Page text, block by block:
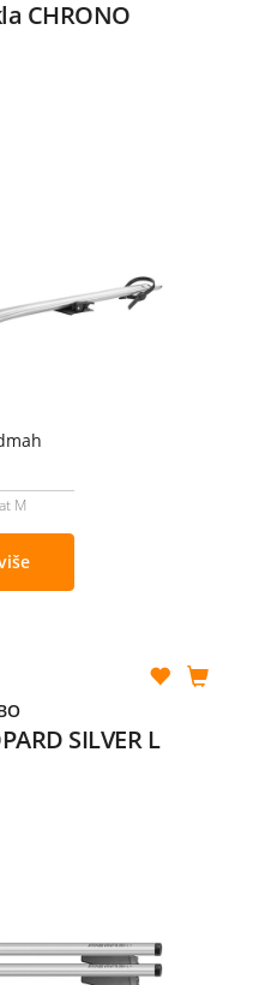
CHRONO
M
SILVER L